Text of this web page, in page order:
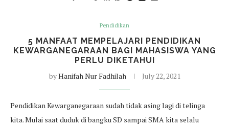
Pendidikan
5 MANFAAT MEMPELAJARI PENDIDIKAN
KEWARGANEGARAAN BAGI MAHASISWA YANG
PERLU DIKETAHUI
byHanifah Nur Fadhilah July 22, 2021
Pendidikan Kewarganegaraan sudah tidak asing lagi di telinga
kita. Mulai saat duduk di bangku SD sampai SMA kita selalu